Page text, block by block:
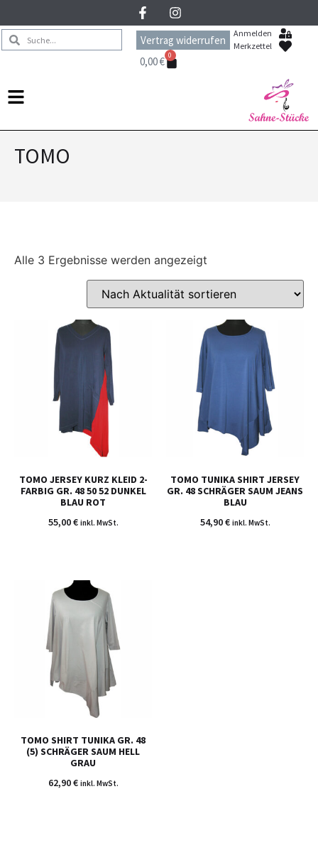
Vertrag widerrufen
Anmelden
Merkzettel
0,00€ 0
TOMO
Alle 3 Ergebnisse werden angezeigt
TOMO JERSEY KURZ KLEID 2-
FARBIG GR. 48 50 52 DUNKEL
BLAU ROT
55,00€ inkl. MwSt.
TOMO TUNIKA SHIRT JERSEY
GR. 48 SCHRÄGER SAUM JEANS
BLAU
54,90€ inkl. MwSt.
TOMO SHIRT TUNIKA GR. 48
(5) SCHRÄGER SAUM HELL
GRAU
62,90€ inkl. MwSt.